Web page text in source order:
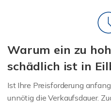
Warum ein zu
schädlich ist in
Ist Ihre Preisforderung
unnötig die Verkaufsdauer.